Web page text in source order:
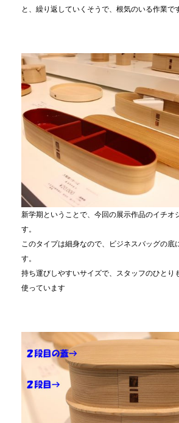
と、繰り返していくそうで、根気のいる作業で
新学期ということで、今回の展示作品のイチオ
す。
このタイプは細身なので、ビジネスバッグの底
す。
持ち運びしやすいサイズで、スタッフのひとり
使っています